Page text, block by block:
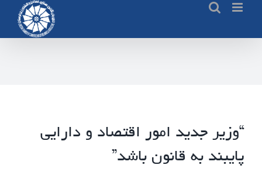
content
“وزیر جدید امور اقتصاد و دارایی
پایبند به قانون باشد”